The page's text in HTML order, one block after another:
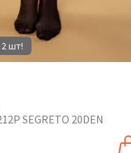
2 шт!
SEGRETO 20DEN